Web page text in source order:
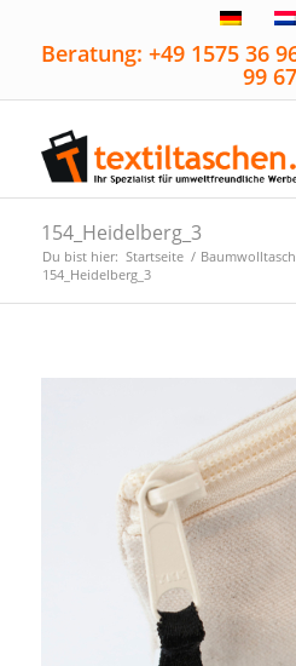
Beratung: +49 1575 36
99 67
154_Heidelberg_3
Du bist hier: Startseite /
154_Heidelberg_3